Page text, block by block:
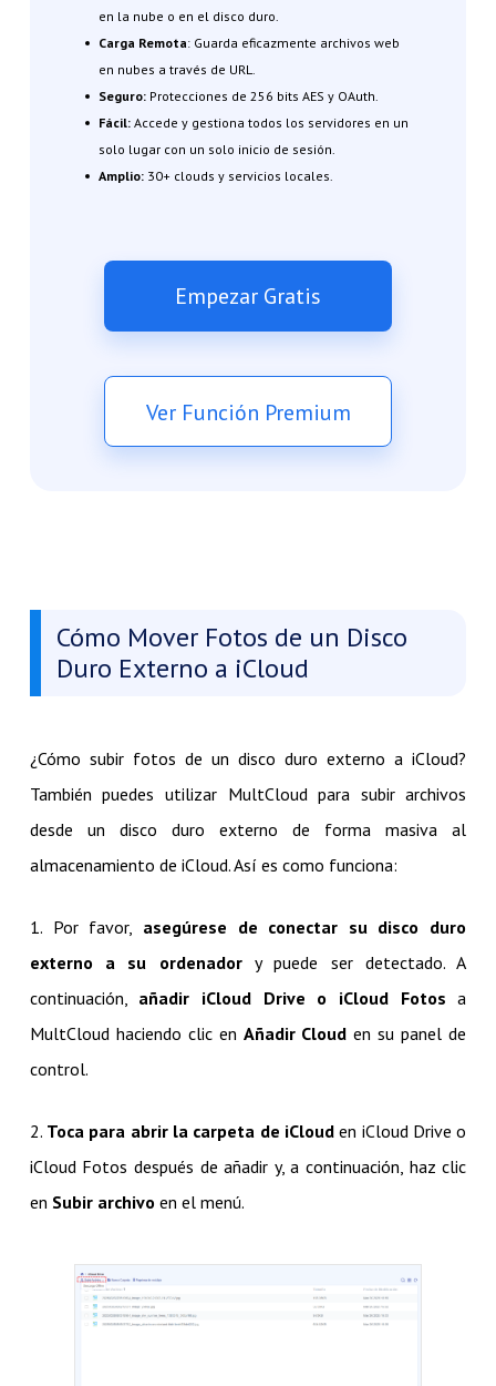
en la nube o en el disco duro.
Carga Remota: Guarda eficazmente archivos web
en nubes a través de URL.
Seguro: Protecciones de 256 bits AES y OAuth.
Fácil:Accede y gestiona todos los servidores en un
solo lugar con un solo inicio de sesión.
Amplio: 30+ clouds y servicios locales.
Empezar Gratis
Ver Función Premium
Cómo Mover Fotos de un Disco
Duro Externo a iCloud
¿Cómo subir fotos de un disco duro externo a iCloud?
También puedes utilizar MultCloud para subir archivos
desde un disco duro externo de forma masiva al
almacenamiento de iCloud. Así es como funciona:
1. Por favor, asegúrese de conectar su disco duro
externo a su ordenadory puede ser detectado. A
continuación, añadir iCloud Drive o iCloud Fotos a
MultCloud haciendo clic en Añadir Cloud en su panel de
control.
2. Toca para abrir la carpeta de iClouden iCloud Drive o
iCloud Fotos después de añadir y, a continuación, haz clic
en Subir archivo en el menú.